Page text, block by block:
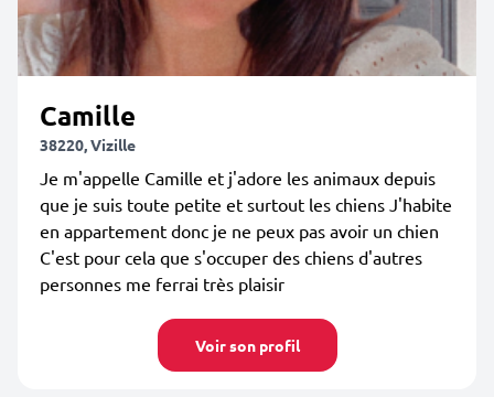
Camille
38220, Vizille
Je m'appelle Camille et j'adore les animaux depuis
que je suis toute petite et surtout les chiens J'habite
en appartement donc je ne peux pas avoir un chien
C'est pour cela que s'occuper des chiens d'autres
personnes me ferrai très plaisir
Voir son profil